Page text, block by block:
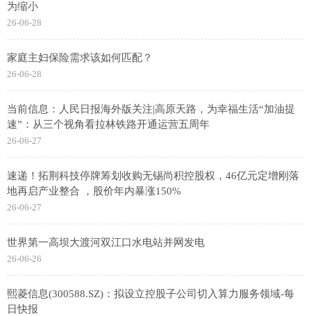
为缩小
26-06-28
家庭主妇保险需求该如何匹配？
26-06-28
当前信息：人民日报海外版关注|高原天路，为幸福生活“加油提
速”：从三个视角看拉林铁路开通运营五周年
26-06-27
速递！拓荆科技停牌筹划收购无锡尚积控股权，46亿元定增刚落
地再启产业整合 ，股价年内暴涨150%
26-06-27
世界第一高坝大渡河双江口水电站并网发电
26-06-26
熙菱信息(300588.SZ)：拟设立控股子公司切入算力服务领域-每
日快报